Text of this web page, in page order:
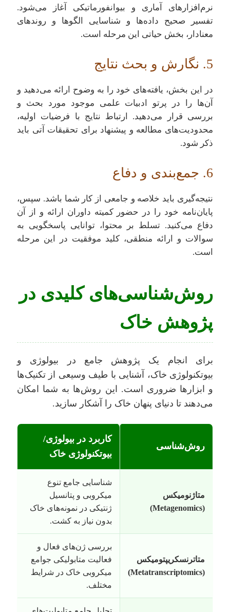
نرم‌افزارهای آماری و بیوانفورماتیکی آغاز می‌شود.
تفسیر صحیح داده‌ها و شناسایی الگوها و روندهای
معنادار، بخش حیاتی این مرحله است.
5. نگارش و بحث نتایج
در این بخش، یافته‌های خود را به وضوح ارائه می‌دهید و
آن‌ها را در پرتو ادبیات علمی موجود مورد بحث و
بررسی قرار می‌دهید. ارتباط نتایج با فرضیات اولیه،
محدودیت‌های مطالعه و پیشنهاد برای تحقیقات آتی باید
ذکر شود.
6. جمع‌بندی و دفاع
نتیجه‌گیری باید خلاصه و جامعی از کار شما باشد. سپس،
پایان‌نامه خود را در حضور کمیته داوران ارائه و از آن
دفاع می‌کنید. تسلط بر محتوا، توانایی پاسخگویی به
سوالات و ارائه منطقی، کلید موفقیت در این مرحله
است.
روش‌شناسی‌های کلیدی در
پژوهش خاک
برای انجام یک پژوهش جامع در بیولوژی و
بیوتکنولوژی خاک، آشنایی با طیف وسیعی از تکنیک‌ها
و ابزارها ضروری است. این روش‌ها به شما امکان
می‌دهند تا دنیای پنهان خاک را آشکار سازید.
روش‌شناسی
کاربرد در بیولوژی/
بیوتکنولوژی خاک
متاژنومیکس
(Metagenomics)
شناسایی جامع تنوع
میکروبی و پتانسیل
ژنتیکی در نمونه‌های خاک
بدون نیاز به کشت.
متاترنسکریپتومیکس
(Metatranscriptomics)
بررسی ژن‌های فعال و
فعالیت متابولیکی جوامع
میکروبی خاک در شرایط
مختلف.